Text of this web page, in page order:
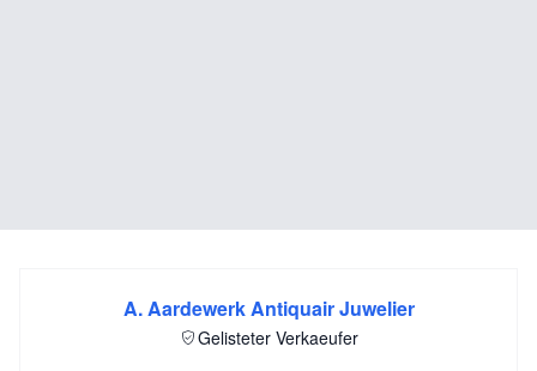
A. Aardewerk Antiquair Juwelier
Gelisteter Verkaeufer